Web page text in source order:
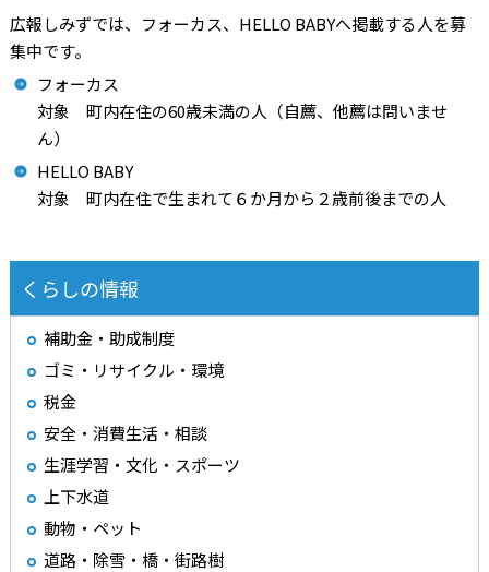
くらしの情報
補助金・助成制度
ゴミ・リサイクル・環境
税金
安全・消費生活・相談
生涯学習・文化・スポーツ
上下水道
動物・ペット
道路・除雪・橋・街路樹
広報しみずでは、フォーカス、HELLO BABYへ掲載する人を募
集中です。
フォーカス
対象 町内在住の60歳未満の人（自薦、他薦は問いませ
ん）
HELLO BABY
対象 町内在住で生まれて６か月から２歳前後までの人